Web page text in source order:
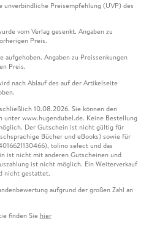
Preisempfehlung (UVP) des
vom Verlag gesenkt. Angaben zu
Preis.
Angaben zu Preissenkungen
Preis.
nach Ablauf des auf der Artikelseite
10.08.2026. Sie können den
www.hugendubel.de. Keine Bestellung
Der Gutschein ist nicht gültig für
Bücher und eBooks) sowie für
tolino select und das
ist nicht mit anderen Gutscheinen und
ist nicht möglich. Ein Weiterverkauf
nicht gestattet.
aufgrund der großen Zahl an
finden Sie hier